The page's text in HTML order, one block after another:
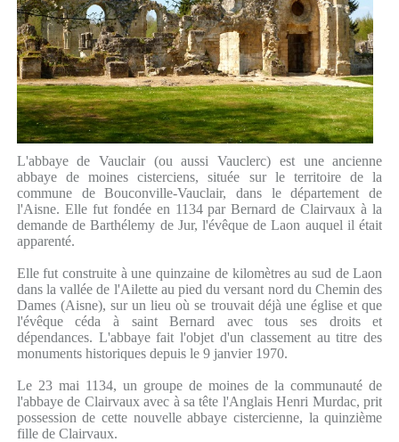
L'abbaye de Vauclair (ou aussi Vauclerc) est une ancienne
abbaye de moines cisterciens, située sur le territoire de la
commune de Bouconville-Vauclair, dans le département de
l'Aisne. Elle fut fondée en 1134 par Bernard de Clairvaux à la
demande de Barthélemy de Jur, l'évêque de Laon auquel il était
apparenté.
Elle fut construite à une quinzaine de kilomètres au sud de Laon
dans la vallée de l'Ailette au pied du versant nord du Chemin des
Dames (Aisne), sur un lieu où se trouvait déjà une église et que
l'évêque céda à saint Bernard avec tous ses droits et
dépendances. L'abbaye fait l'objet d'un classement au titre des
monuments historiques depuis le 9 janvier 1970.
Le 23 mai 1134, un groupe de moines de la communauté de
l'abbaye de Clairvaux avec à sa tête l'Anglais Henri Murdac, prit
possession de cette nouvelle abbaye cistercienne, la quinzième
fille de Clairvaux.